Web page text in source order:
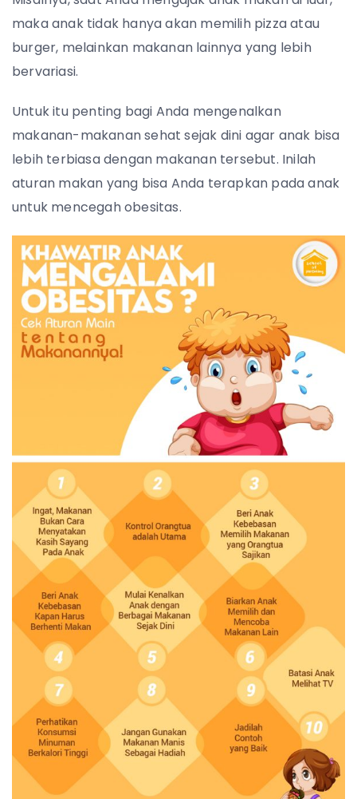
maka anak tidak hanya akan memilih pizza atau
burger, melainkan makanan lainnya yang lebih
bervariasi.
Untuk itu penting bagi Anda mengenalkan
makanan-makanan sehat sejak dini agar anak bisa
lebih terbiasa dengan makanan tersebut. Inilah
aturan makan yang bisa Anda terapkan pada anak
untuk mencegah obesitas.